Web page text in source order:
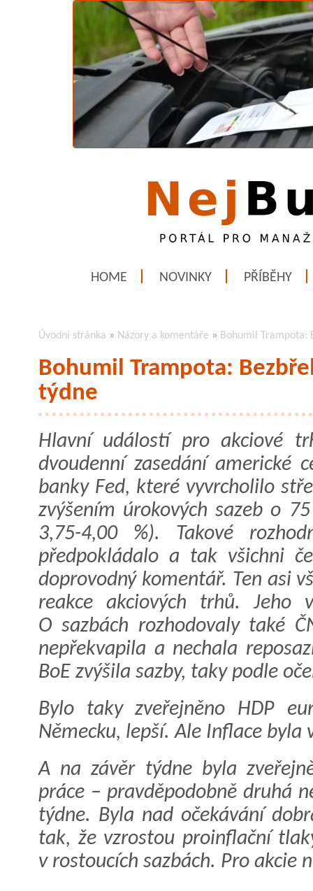
HOME NOVINKY PŘÍBĚHY
Úvodní stránka » Názory a komentáře » Bohumil Trampota:
Bohumil Trampota:
týdne
Hlavní událostí pro akciové
dvoudenní zasedání americké
banky Fed, které vyvrcholilo
zvýšením úrokových sazeb o
3,75-4,00 %). Takové
předpokládalo a tak všichni
doprovodný komentář. Ten asi
reakce akciových trhů. Jeho
O sazbách rozhodovaly také
nepřekvapila a nechala
BoE zvýšila sazby, taky podle
Bylo taky zveřejněno HDP
Německu, lepší. Ale Inflace byla
A na závěr týdne byla
práce – pravděpodobně druhá
týdne. Byla nad očekávání
tak, že vzrostou proinflační
v rostoucích sazbách. Pro akcie